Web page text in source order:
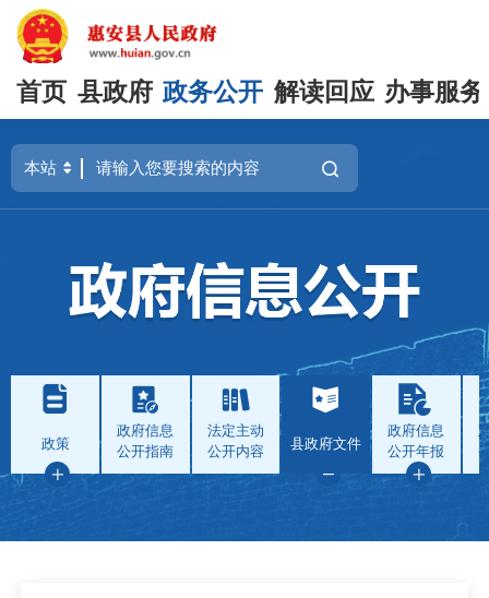
首页 县政府 政务公开 解读回应 办事服务
政策
政府信息
公开指南
法定主动
公开内容
县政府文件
政府信息
公开年报